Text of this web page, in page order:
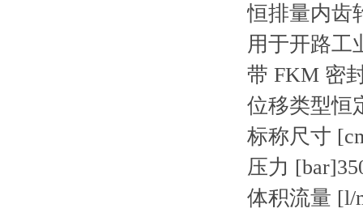
恒排量内齿
用于开路工
带 FKM 密
位移类型恒
标称尺寸
压力
体积流量 [l/